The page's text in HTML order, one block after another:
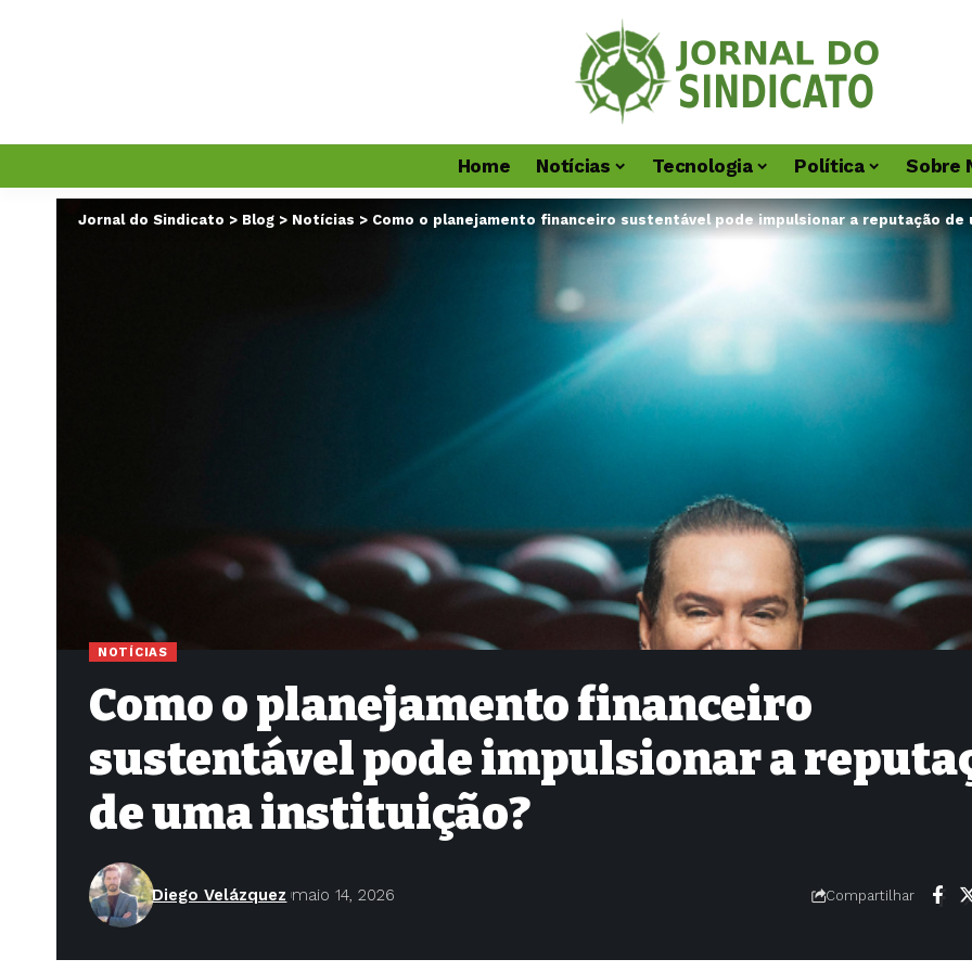
Home Notícias Tecnologia Política Sobre
Jornal do Sindicato > Blog > Notícias > Como o planejamento financeiro sustentável pode impulsionar a reputação de
NOTÍCIAS
Como o planejamento financeiro
sustentável pode impulsionar a
de uma instituição?
Diego Velázquez maio 14, 2026 Compartilhar